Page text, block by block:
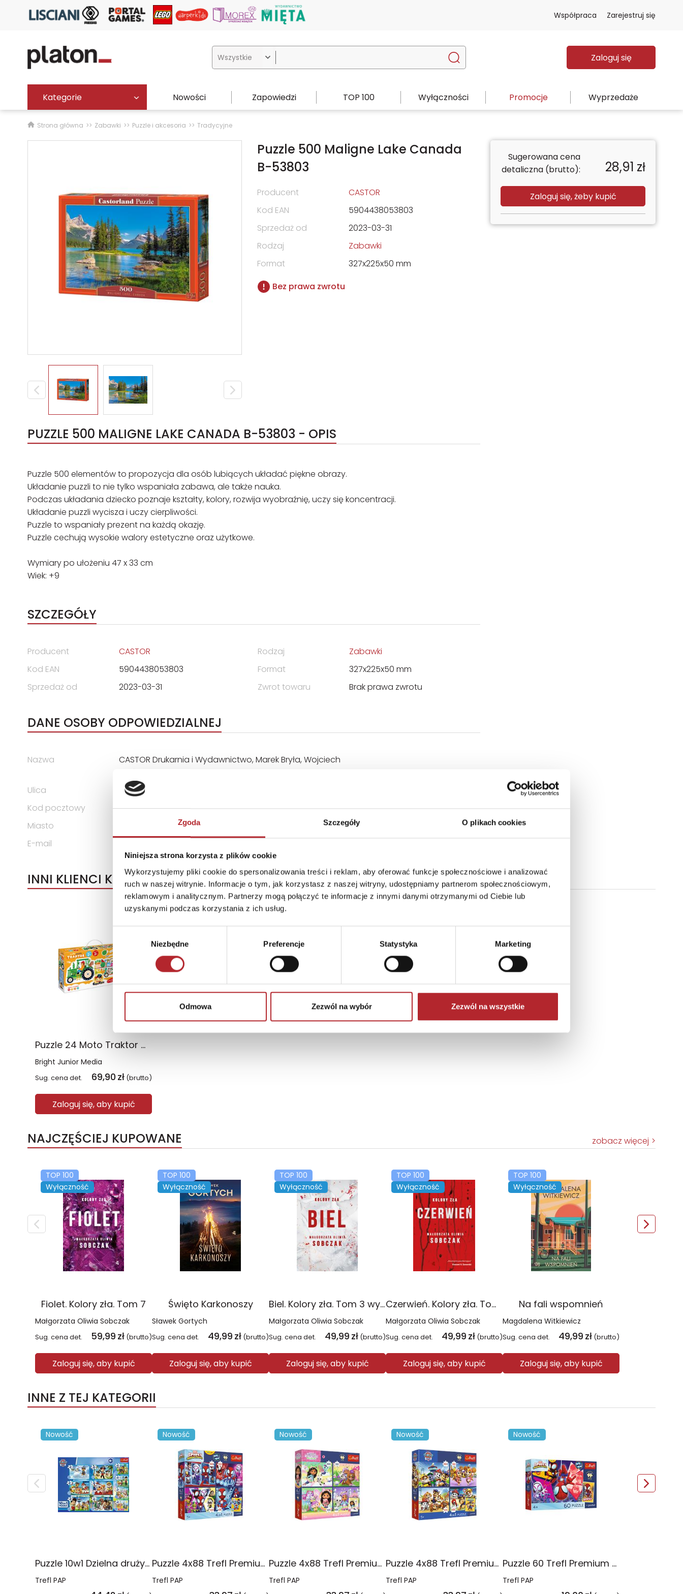
Zgoda Szczegóły O plikach cookies
Niniejsza strona korzysta z plików cookie
Wykorzystujemy pliki cookie do spersonalizowania treści i reklam, aby oferować funkcje społecznościowe i analizować
ruch w naszej witrynie. Informacje o tym, jak korzystasz z naszej witryny, udostępniamy partnerom społecznościowym,
reklamowym i analitycznym. Partnerzy mogą połączyć te informacje z innymi danymi otrzymanymi od Ciebie lub
uzyskanymi podczas korzystania z ich usług.
zgody
Niezbędne Preferencje Statystyka Marketing
Odmowa Zezwól na wybór Zezwól na wszystkie
Współpraca Zarejestruj się
 Zaloguj się
Kategorie Nowości Zapowiedzi TOP 100 Wyłączności Promocje Wyprzedaże
Strona główna Zabawki Puzzle i akcesoria Tradycyjne
Puzzle 500 Maligne Lake Canada
B-53803
Producent
CASTOR
Kod EAN
5904438053803
Sprzedaż od
2023-03-31
Rodzaj
Zabawki
Format
327x225x50 mm
Bez prawa zwrotu
PUZZLE 500 MALIGNE LAKE CANADA B-53803 - OPIS
Puzzle 500 elementów to propozycja dla osób lubiących układać piękne obrazy.
Układanie puzzli to nie tylko wspaniała zabawa, ale także nauka.
Podczas układania dziecko poznaje kształty, kolory, rozwija wyobraźnię, uczy się koncentracji.
Układanie puzzli wycisza i uczy cierpliwości.
Puzzle to wspaniały prezent na każdą okazję.
Puzzle cechują wysokie walory estetyczne oraz użytkowe.
Wymiary po ułożeniu 47 x 33 cm
Wiek: +9
SZCZEGÓŁY
Producent
CASTOR
Kod EAN
5904438053803
Sprzedaż od
2023-03-31
Rodzaj
Zabawki
Format
327x225x50 mm
Zwrot towaru
Brak prawa zwrotu
DANE OSOBY ODPOWIEDZIALNEJ
Nazwa
CASTOR Drukarnia i Wydawnictwo, Marek Bryła, Wojciech
Lipiński Sp. Jawna
Ulica
ul. Władysława Łokietka 119
Kod pocztowy
31-263
Miasto
E-mail
Sugerowana cena
detaliczna (brutto):
28,91 zł
Zaloguj się, żeby kupić
INNI KLIENCI KUPOWALI
Puzzle 24 Moto Traktor CzuCzu
Bright Junior Media
Sug. cena det. 69,90 zł (brutto)
Zaloguj się, aby kupić
NAJCZĘŚCIEJ KUPOWANE zobacz więcej
TOP 100
Wyłączność
Fiolet. Kolory zła. Tom 7
Małgorzata Oliwia Sobczak
Sug. cena det. 59,99 zł (brutto)
Zaloguj się, aby kupić
TOP 100
Wyłączność
Święto Karkonoszy
Sławek Gortych
Sug. cena det. 49,99 zł (brutto)
Zaloguj się, aby kupić
TOP 100
Wyłączność
Biel. Kolory zła. Tom 3 wyd. 2025
Małgorzata Oliwia Sobczak
Sug. cena det. 49,99 zł (brutto)
Zaloguj się, aby kupić
TOP 100
Wyłączność
Czerwień. Kolory zła. Tom 1 wyd. 2025
Małgorzata Oliwia Sobczak
Sug. cena det. 49,99 zł (brutto)
Zaloguj się, aby kupić
TOP 100
Wyłączność
Na fali wspomnień
Magdalena Witkiewicz
Sug. cena det. 49,99 zł (brutto)
Zaloguj się, aby kupić
INNE Z TEJ KATEGORII
Nowość
Puzzle 10w1 Dzielna drużyna Psiego Patrolu 96012
Trefl PAP
Nowość
Puzzle 4x88 Trefl Premium Plus Kids Pajęczy dzień Spidey 34696
Trefl PAP
Nowość
Puzzle 4x88 Trefl Premium Plus Kids Kocie harce Koci Domek Gabi 34694
Trefl PAP
Nowość
Puzzle 4x88 Trefl Premium Plus Kids Psia Straż Psi Patrol 34693
Trefl PAP
Nowość
Puzzle 60 Trefl Premium Plus Kids Niesamowita przygoda Spidey Marvel 17429
Trefl PAP